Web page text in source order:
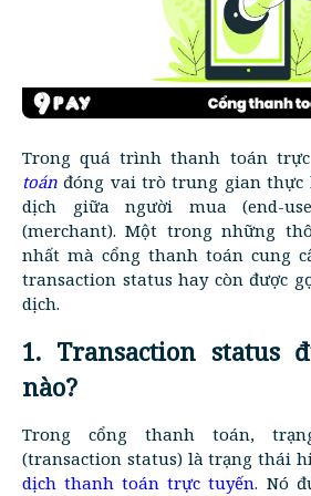
Trong quá trình thanh toán
toán đóng vai trò trung gian thực
dịch giữa người mua (end-
(merchant). Một trong những
nhất mà cổng thanh toán cung
transaction status hay còn được
dịch.
1. Transaction status
nào?
Trong cổng thanh toán,
(transaction status) là trạng thái
dịch thanh toán trực tuyến. Nó